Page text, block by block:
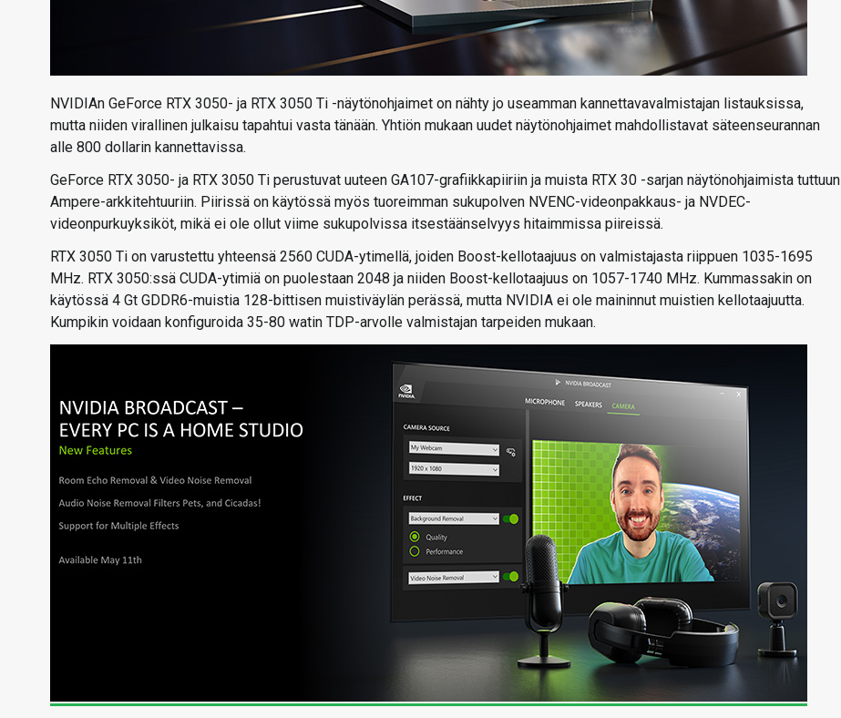
NVIDIAn GeForce RTX 3050- ja RTX 3050 Ti -näytönohjaimet on nähty jo useamman kannettavavalmistajan listauksissa,
mutta niiden virallinen julkaisu tapahtui vasta tänään. Yhtiön mukaan uudet näytönohjaimet mahdollistavat säteenseurannan
alle 800 dollarin kannettavissa.
GeForce RTX 3050- ja RTX 3050 Ti perustuvat uuteen GA107-grafiikkapiiriin ja muista RTX 30 -sarjan näytönohjaimista tuttuun
Ampere-arkkitehtuuriin. Piirissä on käytössä myös tuoreimman sukupolven NVENC-videonpakkaus- ja NVDEC-
videonpurkuyksiköt, mikä ei ole ollut viime sukupolvissa itsestäänselvyys hitaimmissa piireissä.
RTX 3050 Ti on varustettu yhteensä 2560 CUDA-ytimellä, joiden Boost-kellotaajuus on valmistajasta riippuen 1035-1695
MHz. RTX 3050:ssä CUDA-ytimiä on puolestaan 2048 ja niiden Boost-kellotaajuus on 1057-1740 MHz. Kummassakin on
käytössä 4 Gt GDDR6-muistia 128-bittisen muistiväylän perässä, mutta NVIDIA ei ole maininnut muistien kellotaajuutta.
Kumpikin voidaan konfiguroida 35-80 watin TDP-arvolle valmistajan tarpeiden mukaan.